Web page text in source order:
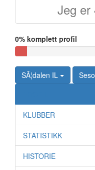
Jeg er
0% komplett profil
SÃ¦dalen IL
KLUBBER
STATISTIKK
HISTORIE